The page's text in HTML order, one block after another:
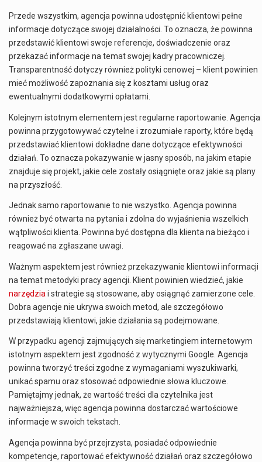
Przede wszystkim, agencja powinna udostępnić klientowi pełne
informacje dotyczące swojej działalności. To oznacza, że powinna
przedstawić klientowi swoje referencje, doświadczenie oraz
przekazać informacje na temat swojej kadry pracowniczej.
Transparentność dotyczy również polityki cenowej – klient powinien
mieć możliwość zapoznania się z kosztami usług oraz
ewentualnymi dodatkowymi opłatami.
Kolejnym istotnym elementem jest regularne raportowanie. Agencja
powinna przygotowywać czytelne i zrozumiałe raporty, które będą
przedstawiać klientowi dokładne dane dotyczące efektywności
działań. To oznacza pokazywanie w jasny sposób, na jakim etapie
znajduje się projekt, jakie cele zostały osiągnięte oraz jakie są plany
na przyszłość.
Jednak samo raportowanie to nie wszystko. Agencja powinna
również być otwarta na pytania i zdolna do wyjaśnienia wszelkich
wątpliwości klienta. Powinna być dostępna dla klienta na bieżąco i
reagować na zgłaszane uwagi.
Ważnym aspektem jest również przekazywanie klientowi informacji
na temat metodyki pracy agencji. Klient powinien wiedzieć, jakie
narzędzia i strategie są stosowane, aby osiągnąć zamierzone cele.
Dobra agencje nie ukrywa swoich metod, ale szczegółowo
przedstawiają klientowi, jakie działania są podejmowane.
W przypadku agencji zajmujących się marketingiem internetowym
istotnym aspektem jest zgodność z wytycznymi Google. Agencja
powinna tworzyć treści zgodne z wymaganiami wyszukiwarki,
unikać spamu oraz stosować odpowiednie słowa kluczowe.
Pamiętajmy jednak, że wartość treści dla czytelnika jest
najważniejsza, więc agencja powinna dostarczać wartościowe
informacje w swoich tekstach.
Agencja powinna być przejrzysta, posiadać odpowiednie
kompetencje, raportować efektywność działań oraz szczegółowo